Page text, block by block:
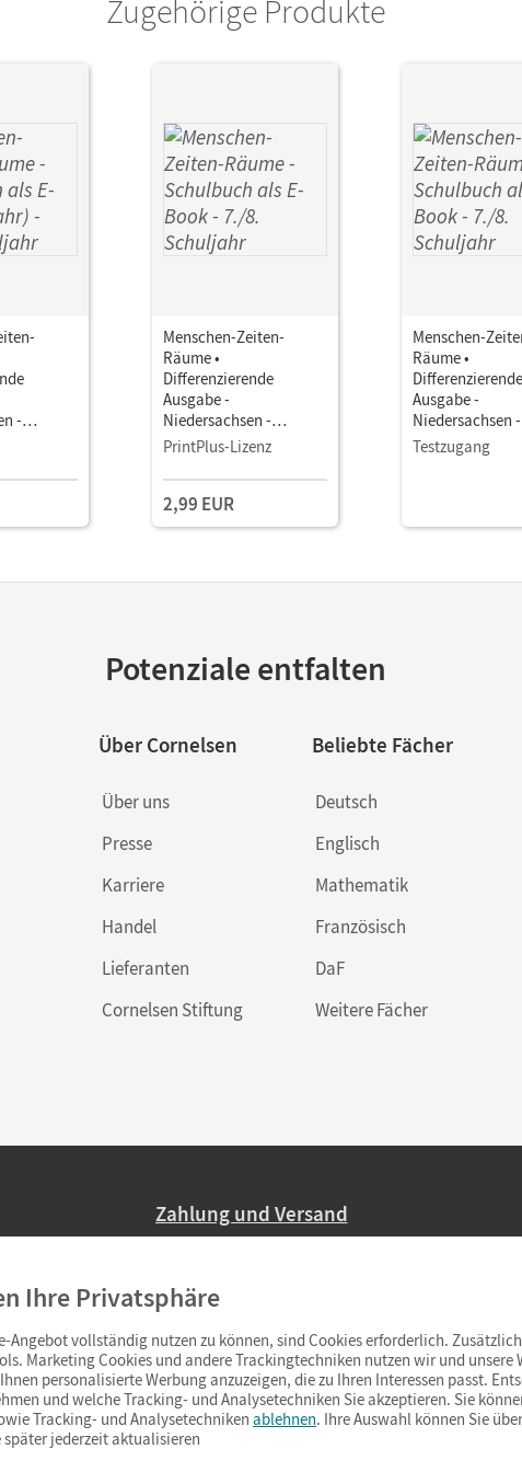
Zugehörige Produkte
-
Jahr) Mit
Menschen-Zeiten-
Räume •
Differenzierende
Ausgabe -
Niedersachsen -
Ausgabe ab 2025 · 7./8.
als E-Book Mit Medien
PrintPlus-Lizenz
2,99 EUR
Menschen-
Räume •
Differenzierende
Ausgabe -
Niedersachsen -
Ausgabe ab 2025
Schuljahr •
Testzugang
Potenziale entfalten
Über Cornelsen
Über uns
Presse
Karriere
Handel
Lieferanten
Cornelsen Stiftung
Beliebte Fächer
Deutsch
Englisch
Mathematik
Französisch
DaF
Weitere Fächer
Zahlung und Versand
Ab 59,– EUR Bestellwert liefern wir
(Lieferung in 3–6 Tagen).
Ihre Privatsphäre
Angebot vollständig nutzen zu können, sind Cookies erforderlich.
Marketing Cookies und andere Trackingtechniken nutzen wir und unsere
personalisierte Werbung anzuzeigen, die zu Ihren Interessen passt.
und welche Tracking- und Analysetechniken Sie akzeptieren. Sie
Tracking- und Analysetechniken ablehnen. Ihre Auswahl können Sie
später jederzeit aktualisieren